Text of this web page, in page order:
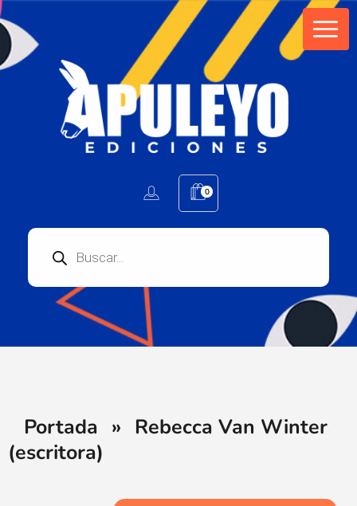
0
Portada » Rebecca Van Winter
(escritora)